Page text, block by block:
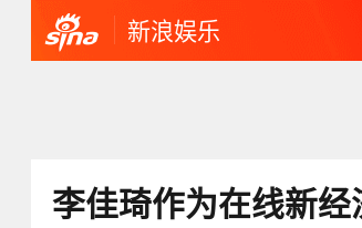
新浪娱乐
李佳琦作为在线新